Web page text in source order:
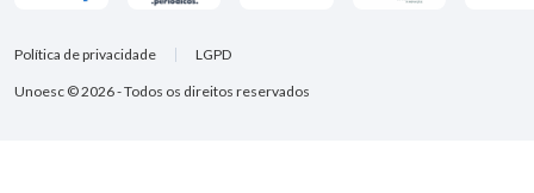
Unoesc © 2026 - Todos os direitos reservados
Política de privacidade LGPD